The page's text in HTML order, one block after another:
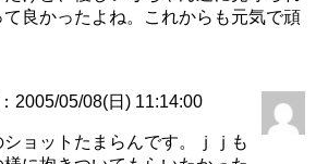
良かったよね。これからも元気で頑
2005/05/08(日) 11:14:00
ョットたまらんです。ｊｊも